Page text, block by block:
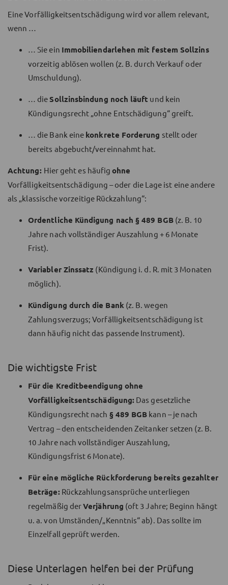
Eine Vorfälligkeitsentschädigung wird vor allem relevant,
wenn …
… Sie ein Immobiliendarlehen mit festem Sollzins
vorzeitig ablösen wollen (z. B. durch Verkauf oder
Umschuldung).
… dieSollzinsbindung noch läuft und kein
Kündigungsrecht „ohne Entschädigung“ greift.
… die Bank eine konkrete Forderung stellt oder
bereits abgebucht/vereinnahmt hat.
Achtung: Hier geht es häufigohne
Vorfälligkeitsentschädigung – oder die Lage ist eine andere
als „klassische vorzeitige Rückzahlung“:
Ordentliche Kündigung nach § 489 BGB(z. B. 10
Jahre nach vollständiger Auszahlung + 6 Monate
Frist).
Variabler Zinssatz (Kündigung i. d. R. mit 3 Monaten
möglich).
Kündigung durch die Bank (z. B. wegen
Zahlungsverzugs; Vorfälligkeitsentschädigung ist
dann häufig nicht das passende Instrument).
Die wichtigste Frist
Für die Kreditbeendigung ohne
Vorfälligkeitsentschädigung: Das gesetzliche
Kündigungsrecht nach § 489 BGB kann – je nach
Vertrag – den entscheidenden Zeitanker setzen (z. B.
10 Jahre nach vollständiger Auszahlung,
Kündigungsfrist 6 Monate).
Für eine mögliche Rückforderung bereits gezahlter
Beträge: Rückzahlungsansprüche unterliegen
regelmäßig derVerjährung (oft 3 Jahre; Beginn hängt
u. a. von Umständen/„Kenntnis“ ab). Das sollte im
Einzelfall geprüft werden.
Diese Unterlagen helfen bei der Prüfung